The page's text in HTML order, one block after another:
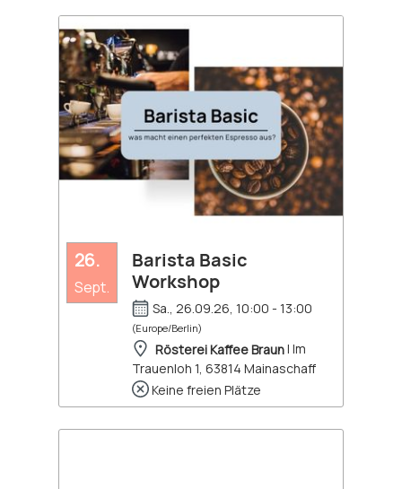
26.
Sept.
Barista Basic
Workshop
Sa., 26.09.26, 10:00 - 13:00
(Europe/Berlin)
Rösterei Kaffee Braun| Im
Trauenloh 1, 63814 Mainaschaff
Keine freien Plätze